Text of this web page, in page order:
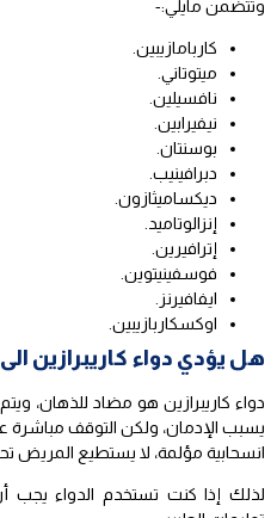
وتتضمن مايلي:-
كاربامازيبين.
ميتوتاني.
نافسيلين.
نيفيرابين.
بوسنتان.
دبرافينيب.
ديكساميثازون.
إنزالوتاميد.
إترافيرين.
فوسفينيتوين.
ايفافيرنز.
اوكسكاربازيبين.
هل يؤدي دواء كاريبرازين
دواء كاريبرازين هو مضاد للذهان،
يسبب الإدمان، ولكن التوقف
انسحابية مؤلمة، لا يستطيع المريض
لذلك إذا كنت تستخدم الدواء يجب